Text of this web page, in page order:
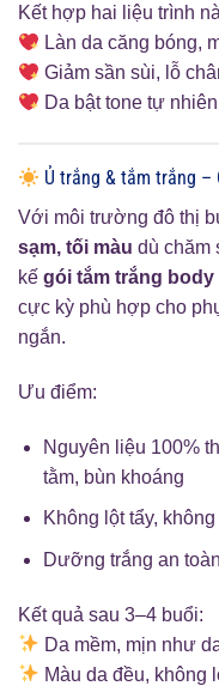
Kết hợp hai liệu trình
Làn da căng bóng,
Giảm sần sùi, lỗ
Da bật tone tự
Ủ trắng & tắm trắng –
Với môi trường đô thị
sạm, tối màu dù chăm
kế gói tắm trắng body
cực kỳ phù hợp cho
ngắn.
Ưu điểm:
Nguyên liệu 100%
tằm, bùn khoáng
Không lột tẩy,
Dưỡng trắng an
Kết quả sau 3–4 buổi:
Da mềm, mịn như
Màu da đều, không